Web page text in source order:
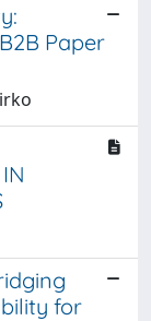
Paper
for